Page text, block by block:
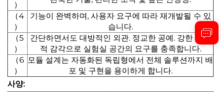
）
（4
）
기능이 완벽하며, 사용자 요구에 따라 재개발될 수 있
습니다.
（5
）
간단하면서도 대방적인 외관. 정교한 공예. 강한 기술
적 감각으로 실험실 공간의 요구를 충족합니다.
（6
）
모듈 설계는 자동화된 독립형에서 전체 솔루션까지 배
포 및 구현을 용이하게 합니다.
사양: